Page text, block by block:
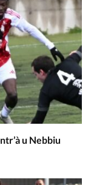
u Nebbiu